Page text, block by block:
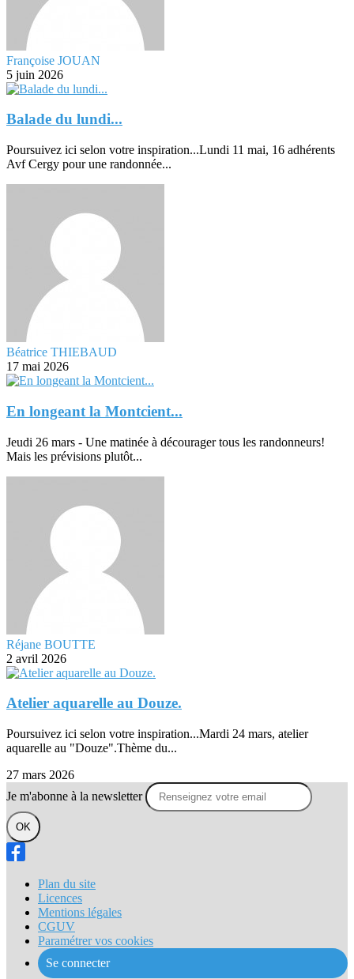
Françoise JOUAN
5 juin 2026
Balade du lundi...
Poursuivez ici selon votre inspiration...Lundi 11 mai, 16 adhérents
Avf Cergy pour une randonnée...
Béatrice THIEBAUD
17 mai 2026
En longeant la Montcient...
Jeudi 26 mars - Une matinée à décourager tous les randonneurs!
Mais les prévisions plutôt...
Réjane BOUTTE
2 avril 2026
Atelier aquarelle au Douze.
Poursuivez ici selon votre inspiration...Mardi 24 mars, atelier
aquarelle au "Douze".Thème du...
27 mars 2026
Je m'abonne à la newsletter
OK
Plan du site
Licences
Mentions légales
CGUV
Paramétrer vos cookies
Se connecter